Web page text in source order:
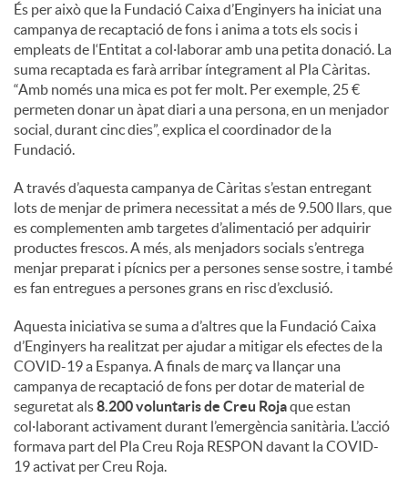
És per això que la Fundació Caixa d’Enginyers ha iniciat una
campanya de recaptació de fons i anima a tots els socis i
empleats de l‘Entitat a col·laborar amb una petita donació. La
suma recaptada es farà arribar íntegrament al Pla Càritas.
“Amb només una mica es pot fer molt. Per exemple, 25 €
permeten donar un àpat diari a una persona, en un menjador
social, durant cinc dies”, explica el coordinador de la
Fundació.
A través d’aquesta campanya de Càritas s’estan entregant
lots de menjar de primera necessitat a més de 9.500 llars, que
es complementen amb targetes d’alimentació per adquirir
productes frescos. A més, als menjadors socials s’entrega
menjar preparat i pícnics per a persones sense sostre, i també
es fan entregues a persones grans en risc d’exclusió.
Aquesta iniciativa se suma a d’altres que la Fundació Caixa
d’Enginyers ha realitzat per ajudar a mitigar els efectes de la
COVID-19 a Espanya. A finals de març va llançar una
campanya de recaptació de fons per dotar de material de
seguretat als8.200 voluntaris de Creu Rojaque estan
col·laborant activament durant l’emergència sanitària. L’acció
formava part del Pla Creu Roja RESPON davant la COVID-
19 activat per Creu Roja.